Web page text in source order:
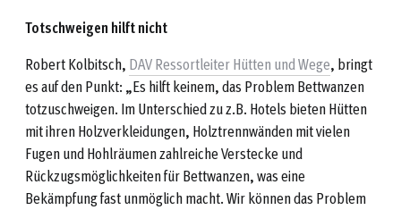
Totschweigen hilft nicht
Robert Kolbitsch, DAV Ressortleiter Hütten und Wege, bringt
es auf den Punkt: „Es hilft keinem, das Problem Bettwanzen
totzuschweigen. Im Unterschied zu z.B. Hotels bieten Hütten
mit ihren Holzverkleidungen, Holztrennwänden mit vielen
Fugen und Hohlräumen zahlreiche Verstecke und
Rückzugsmöglichkeiten für Bettwanzen, was eine
Bekämpfung fast unmöglich macht. Wir können das Problem